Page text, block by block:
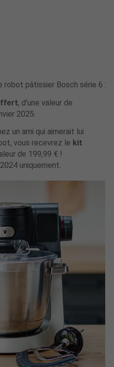
robot pâtissier Bosch série 6 :
, d'une valeur de
2025.
un ami qui aimerait lui
vous recevrez le kit
de 199,99 € !
uniquement.